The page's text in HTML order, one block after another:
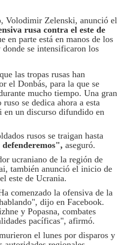
Volodimir Zelenski, anunció el
rusa contra el este de
en parte está en manos de los
donde se intensificaron los
las tropas rusas han
el Donbás, para la que se
mucho tiempo. Una gran
se dedica ahora a esta
un discurso difundido en
rusos se traigan hasta
aseguró.
ucraniano de la región de
también anunció el inicio de
este de Ucrania.
comenzado la ofensiva de la
dijo en Facebook.
y Popasna, combates
pacíficas", afirmó.
el lunes por disparos y